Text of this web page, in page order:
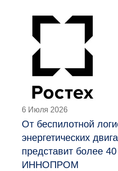
6 Июля 2026
От беспилотной
энергетических
представит более
ИННОПРОМ